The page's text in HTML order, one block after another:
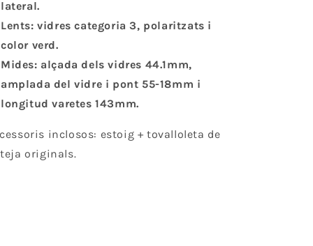
lateral.
Lents: vidres categoria 3, polaritzats i
color verd.
Mides: alçada dels vidres 44.1mm,
amplada del vidre i pont 55-18mm i
longitud varetes 143mm.
inclosos: estoig + tovalloleta de
originals.